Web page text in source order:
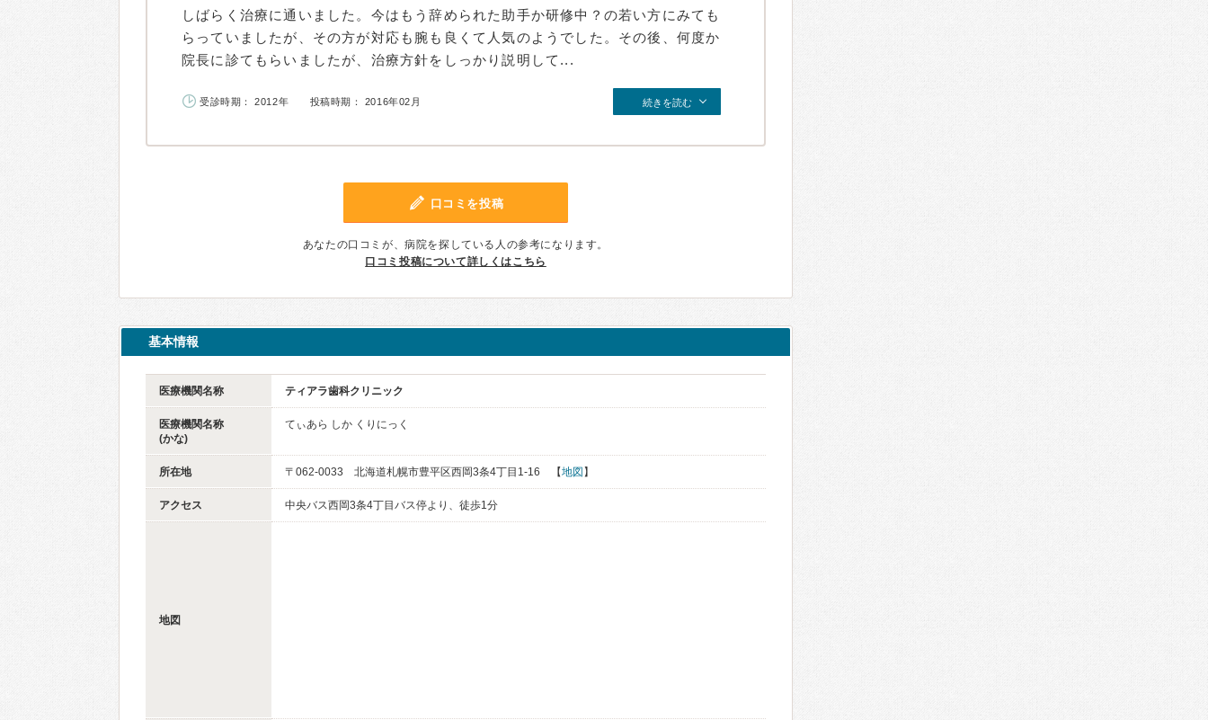
しばらく治療に通いました。今はもう辞められた助手か研修中？の若い方にみても
らっていましたが、その方が対応も腕も良くて人気のようでした。その後、何度か
院長に診てもらいましたが、治療方針をしっかり説明して...
受診時期： 2012年 投稿時期： 2016年02月 続きを読む
口コミを投稿
あなたの口コミが、病院を探している人の参考になります。
口コミ投稿について詳しくはこちら
基本情報
医療機関名称 ティアラ歯科クリニック
医療機関名称
(かな)
てぃあら しか くりにっく
所在地 〒062-0033 北海道札幌市豊平区西岡3条4丁目1-16 【地図 】
アクセス 中央バス西岡3条4丁目バス停より、徒歩1分
地図